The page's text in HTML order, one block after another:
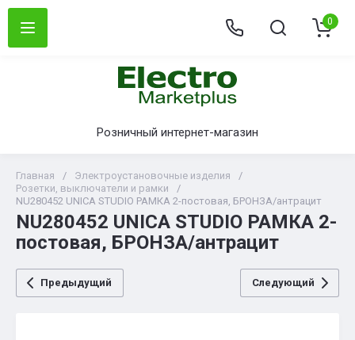
Розничный интернет-магазин
0
Главная / Электроустановочные изделия
/
Розетки, выключатели и рамки
/
NU280452 UNICA STUDIO РАМКА 2-постовая, БРОНЗА/антрацит
NU280452 UNICA STUDIO РАМКА 2-
постовая, БРОНЗА/антрацит
Предыдущий Следующий